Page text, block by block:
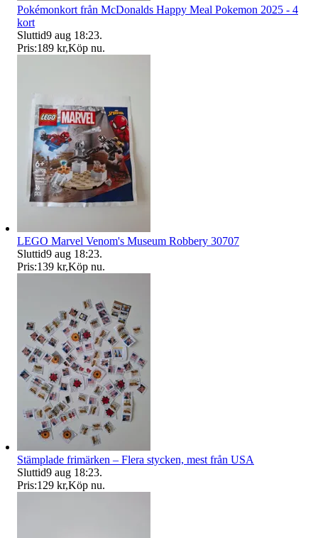
Pokémonkort från McDonalds Happy Meal Pokemon 2025 - 4
kort
Sluttid9 aug 18:23.
Pris:189 kr,Köp nu.
LEGO Marvel Venom's Museum Robbery 30707
Sluttid9 aug 18:23.
Pris:139 kr,Köp nu.
Stämplade frimärken – Flera stycken, mest från USA
Sluttid9 aug 18:23.
Pris:129 kr,Köp nu.